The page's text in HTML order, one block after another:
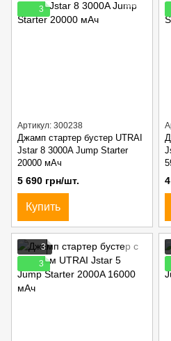
3
Артикул: 300238
Джамп стартер бустер UTRAI
Jstar 8 3000A Jump Starter
20000 мАч
5 690 грн/шт.
Купить
3
3